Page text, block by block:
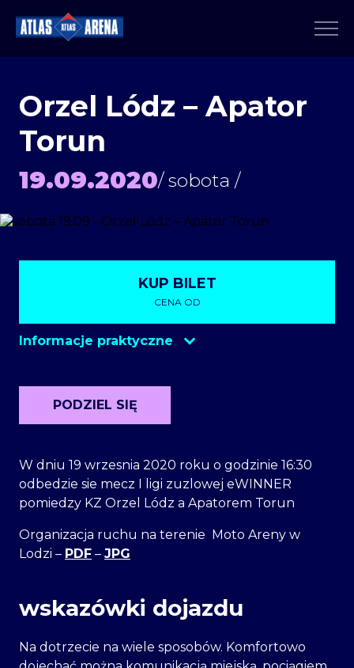
Orzel Lódz – Apator
Torun
19.09.2020/ sobota /
W dniu 19 wrzesnia 2020 roku o godzinie 16:30
odbedzie sie mecz I ligi zuzlowej eWINNER
pomiedzy KZ Orzel Lódz a Apatorem Torun
Organizacja ruchu na terenie Moto Areny w
Lodzi – PDF – JPG
wskazówki dojazdu
Na dotrzecie na wiele sposobów. Komfortowo
KUP BILET
CENA OD
Informacje praktyczne
PODZIEL SIĘ